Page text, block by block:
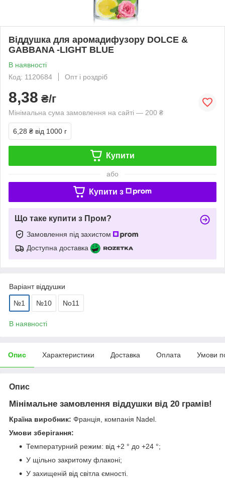
Віддушка для аромадифузору DOLCE &
GABBANA -LIGHT BLUE
В наявності
Код: 1120684
Опт і роздріб
8,38 ₴/г
Мінімальна сума замовлення на сайті — 200 ₴
6,28 ₴ від 1000 г
Купити
або
Купити з
Що таке купити з Пром?
Замовлення під захистом
Доступна доставка
Варіант віддушки
№1 №10 No11
В наявності
Опис Характеристики Доставка Оплата Умови
Опис
Мінімальне замовлення віддушки від 20 грамів!
Країна виробник: Франція, компанія Nadel.
Умови зберігання:
Температурний режим: від +2 ° до +24 °;
У щільно закритому флаконі;
У захищеній від світла ємності.